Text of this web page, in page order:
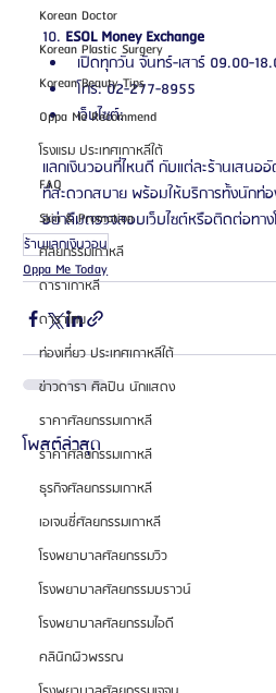
Korean Doctor
Korean Plastic Surgery
Korean Beauty Tips
Oppa Me Recommend
โรงแรม ประเทศเกาหลีใต้
FAQ
Skin & Promotion
ศัลยกรรมเกาหลี
ดาราเกาหลี
ดาราไทย
ท่องเที่ยว ประเทศเกาหลีใต้
ข่าวดารา ศิลปิน นักแสดง
ราคาศัลยกรรมเกาหลี
ราคาศัลยกรรมเกาหลี
ธุรกิจศัลยกรรมเกาหลี
เอเจนซี่ศัลยกรรมเกาหลี
โรงพยาบาลศัลยกรรมวิว
โรงพยาบาลศัลยกรรมบราวน์
โรงพยาบาลศัลยกรรมไอดี
คลินิกผิวพรรณ
10. ESOL Money Exchange
เปิดทุกวัน จันทร์-เสาร์ 09.00-
โทร: 02-277-8955
เว็บไซต์:
แลกเงินวอนที่ไหนดี กับแต่ละร้านเสนอ
ที่สะดวกสบาย พร้อมให้บริการทั้งนักท่อ
อย่าลืมตรวจสอบเว็บไซต์หรือติดต่อท
ร้านแลกเงินวอน
Oppa Me Today
โพสต์ล่าสุด